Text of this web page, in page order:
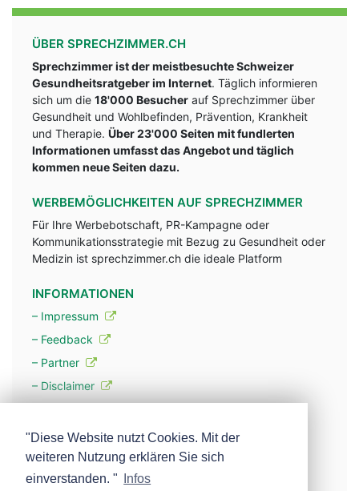
ÜBER SPRECHZIMMER.CH
Sprechzimmer ist der meistbesuchte Schweizer
Gesundheitsratgeber im Internet. Täglich informieren
sich um die 18'000 Besucher auf Sprechzimmer über
Gesundheit und Wohlbefinden, Prävention, Krankheit
und Therapie. Über 23'000 Seiten mit fundlerten
Informationen umfasst das Angebot und täglich
kommen neue Seiten dazu.
WERBEMÖGLICHKEITEN AUF SPRECHZIMMER
Für Ihre Werbebotschaft, PR-Kampagne oder
Kommunikationsstrategie mit Bezug zu Gesundheit oder
Medizin ist sprechzimmer.ch die ideale Platform
INFORMATIONEN
– Impressum
– Feedback
– Partner
– Disclaimer
– Werbung
– Mehr über unsere Experten
"Diese Website nutzt Cookies. Mit der
weiteren Nutzung erklären Sie sich
einverstanden. "
Infos